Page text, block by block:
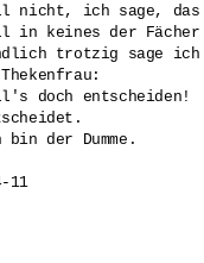
nicht, ich sage,
in keines der Fächer
trotzig sage ich
Thekenfrau:
doch entscheiden!
bin der Dumme.
11